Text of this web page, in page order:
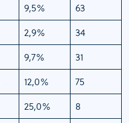
9,5%
63
2,9%
34
9,7%
31
12,0%
75
25,0%
8